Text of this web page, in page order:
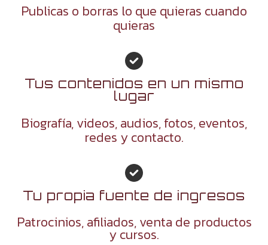
Publicas o borras lo que quieras cuando
quieras
Tus contenidos en un mismo
lugar
Biografía, videos, audios, fotos, eventos,
redes y contacto.
Tu propia fuente de ingresos
Patrocinios, afiliados, venta de productos
y cursos.